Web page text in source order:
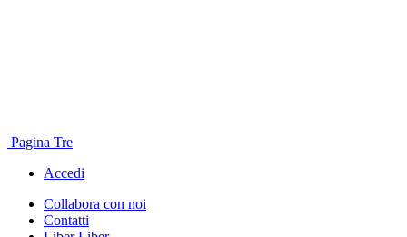
Pagina Tre
Accedi
Collabora con noi
Contatti